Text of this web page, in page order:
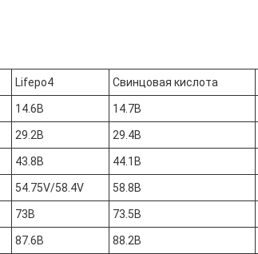
Lifepo4 Свинцовая кислота
14.6В 14.7В
29.2В 29.4В
43.8В 44.1В
54.75V/58.4V 58.8В
73В 73.5В
87.6В 88.2В